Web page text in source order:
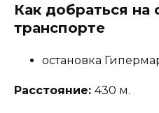
Как добраться на
транспорте
остановка
Расстояние: 430 м.